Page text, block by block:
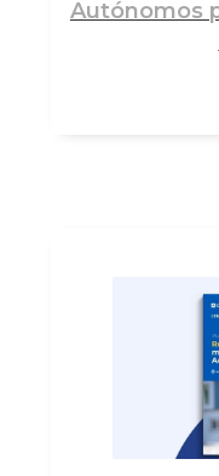
Autónomos